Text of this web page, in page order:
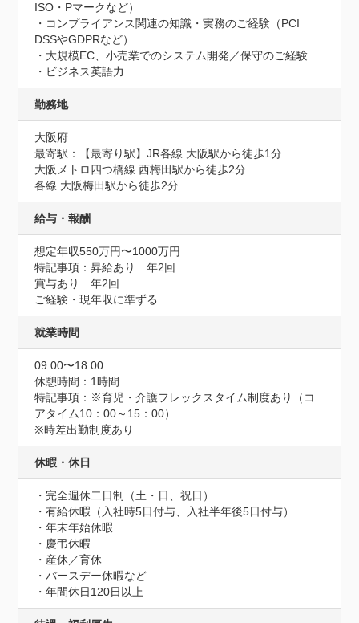
ISO・Pマークなど）
・コンプライアンス関連の知識・実務のご経験（PCI
DSSやGDPRなど）
・大規模EC、小売業でのシステム開発／保守のご経験
・ビジネス英語力
勤務地
大阪府
最寄駅：【最寄り駅】JR各線 大阪駅から徒歩1分
大阪メトロ四つ橋線 西梅田駅から徒歩2分
各線 大阪梅田駅から徒歩2分
給与・報酬
想定年収550万円〜1000万円
特記事項：昇給あり　年2回
賞与あり　年2回
ご経験・現年収に準ずる
就業時間
09:00〜18:00
休憩時間：1時間
特記事項：※育児・介護フレックスタイム制度あり（コ
アタイム10：00～15：00）
※時差出勤制度あり
休暇・休日
・完全週休二日制（土・日、祝日）
・有給休暇（入社時5日付与、入社半年後5日付与）
・年末年始休暇
・慶弔休暇
・産休／育休
・バースデー休暇など
・年間休日120日以上